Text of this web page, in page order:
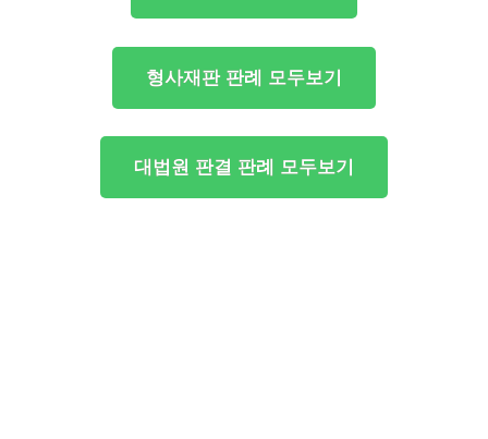
형사재판 판례 모두보기
대법원 판결 판례 모두보기